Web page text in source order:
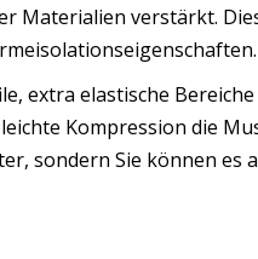
Materialien verstärkt.
extra elastische
Kompression die
sondern Sie können es